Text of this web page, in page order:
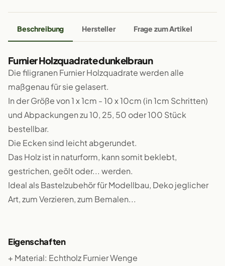
Beschreibung Hersteller Frage zum Artikel
Furnier Holzquadrate dunkelbraun
Die filigranen Furnier Holzquadrate werden alle
maßgenau für sie gelasert.
In der Größe von 1 x 1cm - 10 x 10cm (in 1cm Schritten)
und Abpackungen zu 10, 25, 50 oder 100 Stück
bestellbar.
Die Ecken sind leicht abgerundet.
Das Holz ist in naturform, kann somit beklebt,
gestrichen, geölt oder... werden.
Ideal als Bastelzubehör für Modellbau, Deko jeglicher
Art, zum Verzieren, zum Bemalen...
Eigenschaften
+ Material: Echtholz Furnier Wenge